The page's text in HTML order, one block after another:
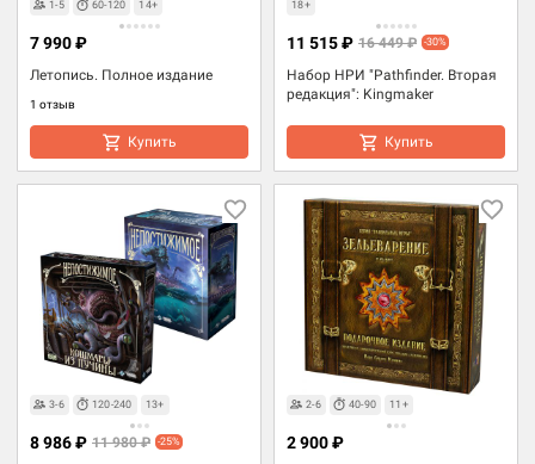
1-5 60-120 14+
Летопись. Полное издание
1 отзыв
7 990 ₽
Купить
18+
Набор НРИ "Pathfinder. Вторая
редакция": Kingmaker
11 515 ₽ 16 449 ₽ -30%
Купить
3-6 120-240 13+
8 986 ₽ 11 980 ₽ -25%
2-6 40-90 11+
2 900 ₽